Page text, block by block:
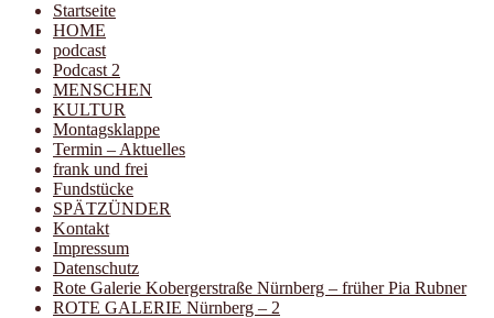
Startseite
HOME
podcast
Podcast 2
MENSCHEN
KULTUR
Montagsklappe
Termin – Aktuelles
frank und frei
Fundstücke
SPÄTZÜNDER
Kontakt
Impressum
Datenschutz
Rote Galerie Kobergerstraße Nürnberg – früher Pia Rubner
ROTE GALERIE Nürnberg – 2